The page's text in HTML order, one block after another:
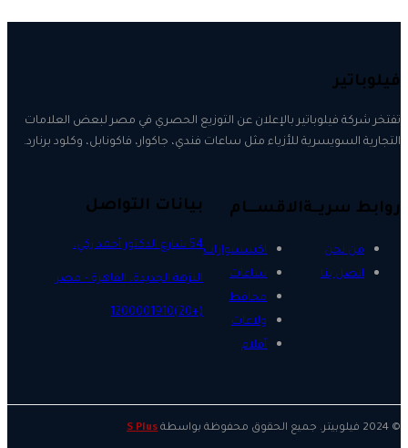
فيلوباتير
تفتخر شركة فيلوباتير بالإعلان عن التوزيع الحصري في مصر لبعض العلامات
التجارية السويسرية للأزياء مثل ساعات فندي، جاكوار، فاكونابل، وكلود برنارد.
روابط سريــة
من نحن
اتصل بنا
الاقســـام
اكسسوارات
ساعات
محافظ
ولاعات
أقلام
بيانات التواصل
54 شارع الدكتور أحمد زكي،
النزهة الجديدة، القاهرة – مصر.
(+20)1200001910
© 2024 فيلوبيتر. جميع الحقوق محفوظة بواسطة S Plus